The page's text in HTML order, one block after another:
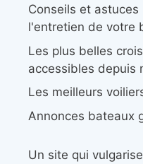
Conseils et
l'entretien de votre
Les plus belles
accessibles depuis
Les meilleurs
Annonces bateaux
Un site qui